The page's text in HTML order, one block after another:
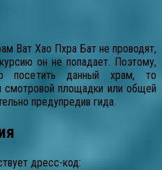
Ват Хао Пхра Бат не проводят,
он не попадает. Поэтому,
посетить данный храм, то
площадки или общей
предупредив гида.
дресс-код: